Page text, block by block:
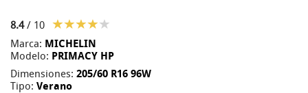
8.4/ 10
Marca: MICHELIN
Modelo: PRIMACY HP
Dimensiones: 205/60 R16 96W
Tipo: Verano